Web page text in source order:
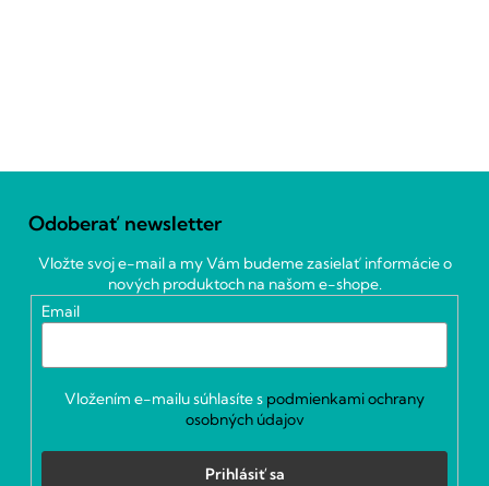
Odoberať newsletter
Vložte svoj e-mail a my Vám budeme zasielať informácie o
nových produktoch na našom e-shope.
Email
Vložením e-mailu súhlasíte s podmienkami ochrany
osobných údajov
Prihlásiť sa